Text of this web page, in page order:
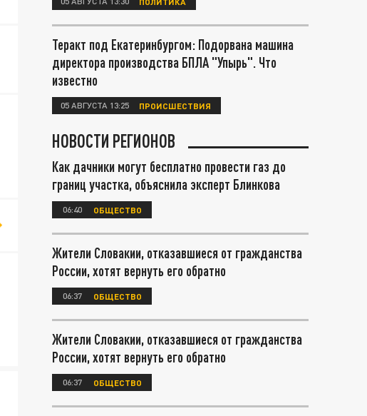
Теракт под Екатеринбургом: Подорвана машина
директора производства БПЛА "Упырь". Что
известно
05 АВГУСТА 13:25 ПРОИСШЕСТВИЯ
НОВОСТИ РЕГИОНОВ
Как дачники могут бесплатно провести газ до
границ участка, объяснила эксперт Блинкова
06:40 ОБЩЕСТВО
Жители Словакии, отказавшиеся от гражданства
России, хотят вернуть его обратно
06:37 ОБЩЕСТВО
Жители Словакии, отказавшиеся от гражданства
России, хотят вернуть его обратно
06:37 ОБЩЕСТВО